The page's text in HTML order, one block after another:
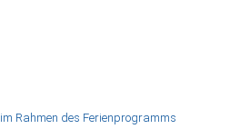
Rahmen des Ferienprogramms